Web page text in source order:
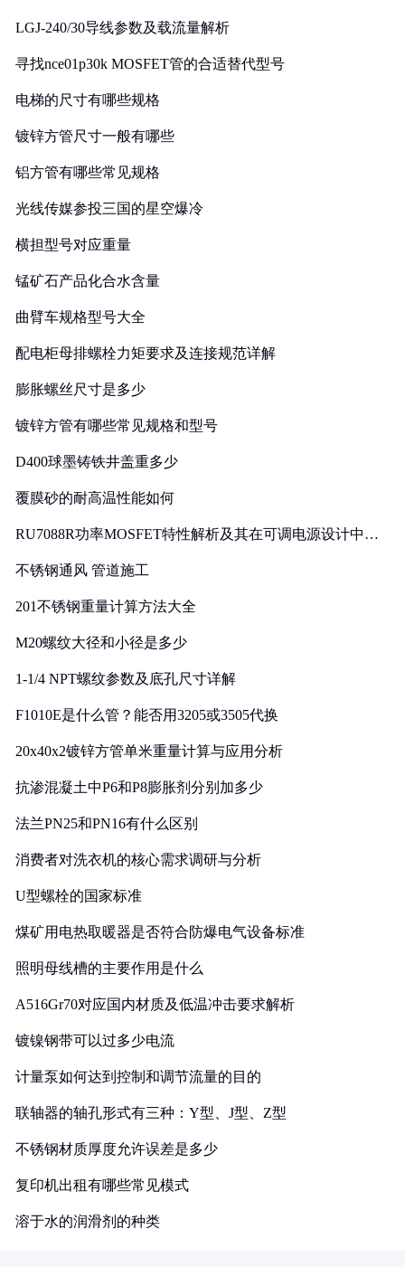
LGJ-240/30导线参数及载流量解析
寻找nce01p30k MOSFET管的合适替代型号
电梯的尺寸有哪些规格
镀锌方管尺寸一般有哪些
铝方管有哪些常见规格
光线传媒参投三国的星空爆冷
横担型号对应重量
锰矿石产品化合水含量
曲臂车规格型号大全
配电柜母排螺栓力矩要求及连接规范详解
膨胀螺丝尺寸是多少
镀锌方管有哪些常见规格和型号
D400球墨铸铁井盖重多少
覆膜砂的耐高温性能如何
RU7088R功率MOSFET特性解析及其在可调电源设计中的
不锈钢通风 管道施工
201不锈钢重量计算方法大全
M20螺纹大径和小径是多少
1-1/4 NPT螺纹参数及底孔尺寸详解
F1010E是什么管？能否用3205或3505代换
20x40x2镀锌方管单米重量计算与应用分析
抗渗混凝土中P6和P8膨胀剂分别加多少
法兰PN25和PN16有什么区别
消费者对洗衣机的核心需求调研与分析
U型螺栓的国家标准
煤矿用电热取暖器是否符合防爆电气设备标准
照明母线槽的主要作用是什么
A516Gr70对应国内材质及低温冲击要求解析
镀镍钢带可以过多少电流
计量泵如何达到控制和调节流量的目的
联轴器的轴孔形式有三种：Y型、J型、Z型
不锈钢材质厚度允许误差是多少
复印机出租有哪些常见模式
溶于水的润滑剂的种类